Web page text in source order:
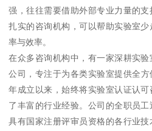
强，往往需要借助外部专业力量的
扎实的咨询机构，可以帮助实验室
率与效率。
在众多咨询机构中，有一家深耕实
公司，专注于为各类实验室提供全
年成立以来，始终将实验室认证认
了丰富的行业经验。公司的全职员
具有国家注册评审员资格的各行业